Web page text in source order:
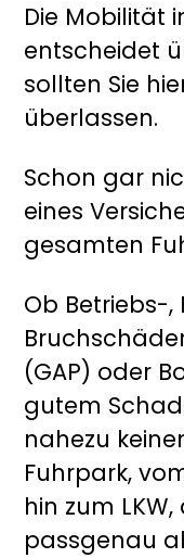
Die Mobilität
entscheidet
sollten Sie
überlassen.
Schon gar
eines
gesamten
Ob Betriebs-
(GAP) oder
gutem
nahezu
Fuhrpark,
hin zum
passgenau